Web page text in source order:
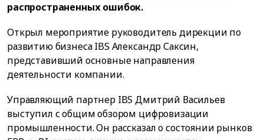
распространенных ошибок.
Открыл мероприятие руководитель дирекции по
развитию бизнеса IBS Александр Саксин,
представивший основные направления
деятельности компании.
Управляющий партнер IBS Дмитрий Васильев
выступил с общим обзором цифровизации
промышленности. Он рассказал о состоянии рынков